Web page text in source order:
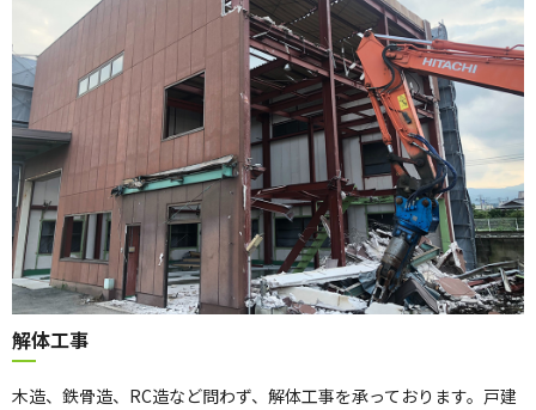
解体工事
木造、鉄骨造、RC造など問わず、解体工事を承っております。戸建